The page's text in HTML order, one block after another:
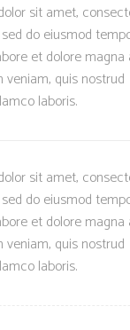
sit amet,
do eiusmod
et dolore magna
quis nostrud
laboris.
sit amet,
do eiusmod
et dolore magna
quis nostrud
laboris.